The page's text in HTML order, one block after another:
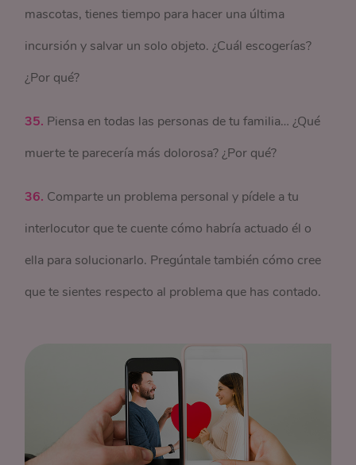
mascotas, tienes tiempo para hacer una última
incursión y salvar un solo objeto. ¿Cuál escogerías?
¿Por qué?
35. Piensa en todas las personas de tu familia… ¿Qué
muerte te parecería más dolorosa? ¿Por qué?
36. Comparte un problema personal y pídele a tu
interlocutor que te cuente cómo habría actuado él o
ella para solucionarlo. Pregúntale también cómo cree
que te sientes respecto al problema que has contado.